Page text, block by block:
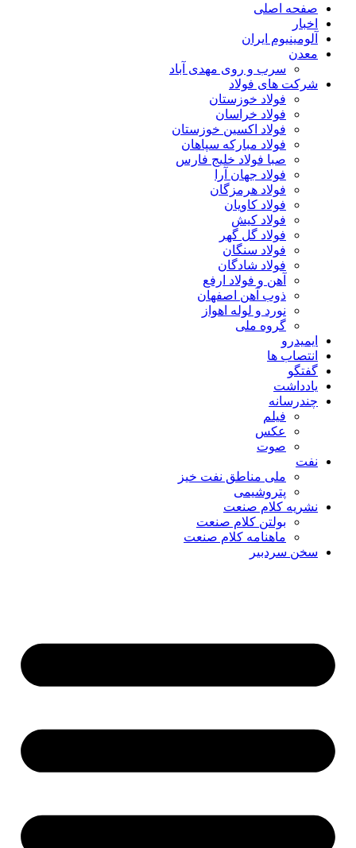
صفحه اصلی
اخبار
آلومینیوم ایران
معدن
سرب و روی مهدی آباد
شرکت های فولاد
فولاد خوزستان
فولاد خراسان
فولاد اکسین خوزستان
فولاد مبارکه سپاهان
صبا فولاد خلیج فارس
فولاد جهان آرا
فولاد هرمزگان
فولاد کاویان
فولاد کیش
فولاد گل گهر
فولاد سنگان
فولاد شادگان
آهن و فولاد ارفع
ذوب آهن اصفهان
نورد و لوله اهواز
گروه ملی
ایمیدرو
انتصاب ها
گفتگو
یادداشت
چندرسانه
فیلم
عکس
صوت
نفت
ملی مناطق نفت خیز
پتروشیمی
نشریه کلام صنعت
بولتن کلام صنعت
ماهنامه کلام صنعت
سخن سردبیر